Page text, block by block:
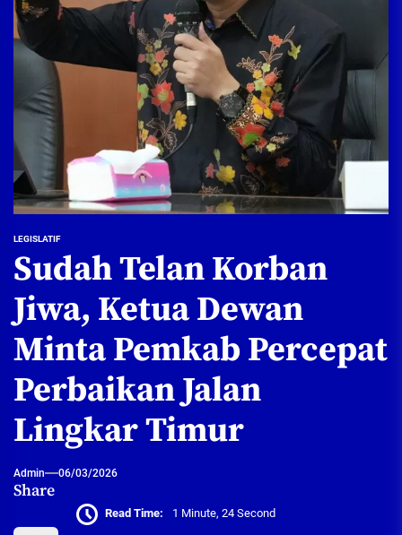
LEGISLATIF
Sudah Telan Korban
Jiwa, Ketua Dewan
Minta Pemkab Percepat
Perbaikan Jalan
Lingkar Timur
Admin 06/03/2026
Share
Read Time: 1 Minute, 24 Second